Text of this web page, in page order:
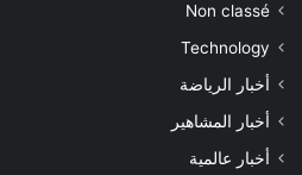
Non classé
Technology
أخبار الرياضة
أخبار المشاهير
أخبار عالمية